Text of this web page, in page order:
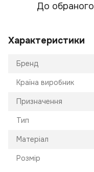
До обраного
Характеристики
Бренд
Країна виробник
Призначення
Тип
Матеріал
Розмір